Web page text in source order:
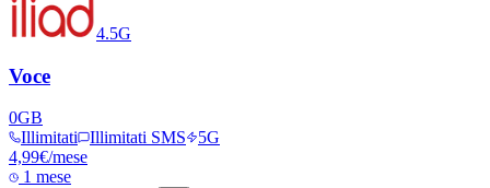
4.5G
Voce
0GB
Illimitati
Illimitati SMS
5G
4,99€/mese
1 mese